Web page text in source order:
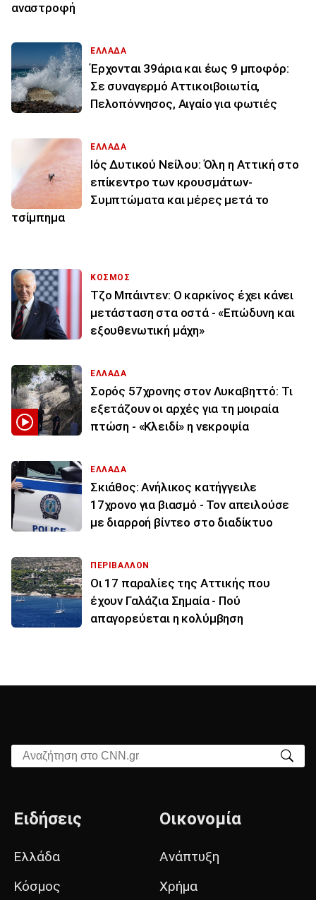
αναστροφή
ΕΛΛΑΔΑ
Έρχονται 39άρια και έως 9 μποφόρ:
Σε συναγερμό Αττικοιβοιωτία,
Πελοπόννησος, Αιγαίο για φωτιές
ΕΛΛΑΔΑ
Ιός Δυτικού Νείλου: Όλη η Αττική στο
επίκεντρο των κρουσμάτων-
Συμπτώματα και μέρες μετά το
τσίμπημα
ΚΟΣΜΟΣ
Τζο Μπάιντεν: Ο καρκίνος έχει κάνει
μετάσταση στα οστά - «Επώδυνη και
εξουθενωτική μάχη»
ΕΛΛΑΔΑ
Σορός 57χρονης στον Λυκαβηττό: Τι
εξετάζουν οι αρχές για τη μοιραία
πτώση - «Κλειδί» η νεκροψία
ΕΛΛΑΔΑ
Σκιάθος: Ανήλικος κατήγγειλε
17χρονο για βιασμό - Τον απειλούσε
με διαρροή βίντεο στο διαδίκτυο
ΠΕΡΙΒΑΛΛΟΝ
Οι 17 παραλίες της Αττικής που
έχουν Γαλάζια Σημαία - Πού
απαγορεύεται η κολύμβηση
Αναζήτηση στο CNN.gr
Ειδήσεις
Ελλάδα
Κόσμος
Οικονομία
Ανάπτυξη
Χρήμα